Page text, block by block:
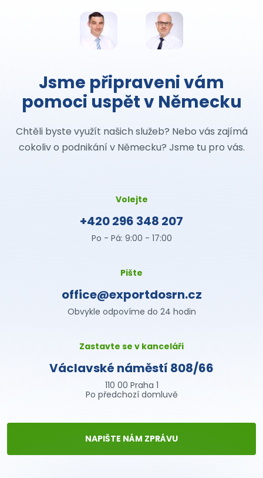
Jsme připraveni vám
pomoci uspět v Německu
Chtěli byste využít našich služeb? Nebo vás zajímá
cokoliv o podnikání v Německu? Jsme tu pro vás.
Volejte
+420 296 348 207
Po - Pá: 9:00 - 17:00
Pište
office@exportdosrn.cz
Obvykle odpovíme do 24 hodin
Zastavte se v kanceláři
Václavské náměstí 808/66
110 00 Praha 1
Po předchozí domluvě
NAPIŠTE NÁM ZPRÁVU